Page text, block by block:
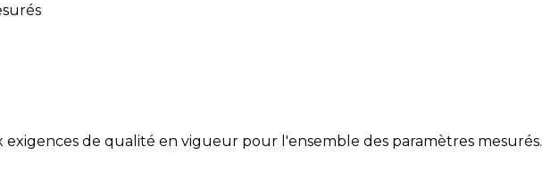
de qualité en vigueur pour l'ensemble des paramètres mesurés.